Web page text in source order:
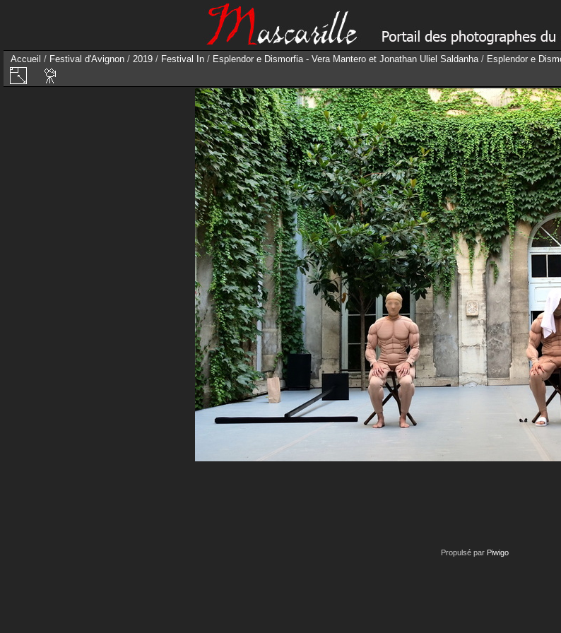
Accueil / Festival d'Avignon / 2019 / Festival In / Esplendor e Dismorfia - Vera Mantero et Jonathan Uliel Saldanha / Esplendor e
Propulsé par Piwigo